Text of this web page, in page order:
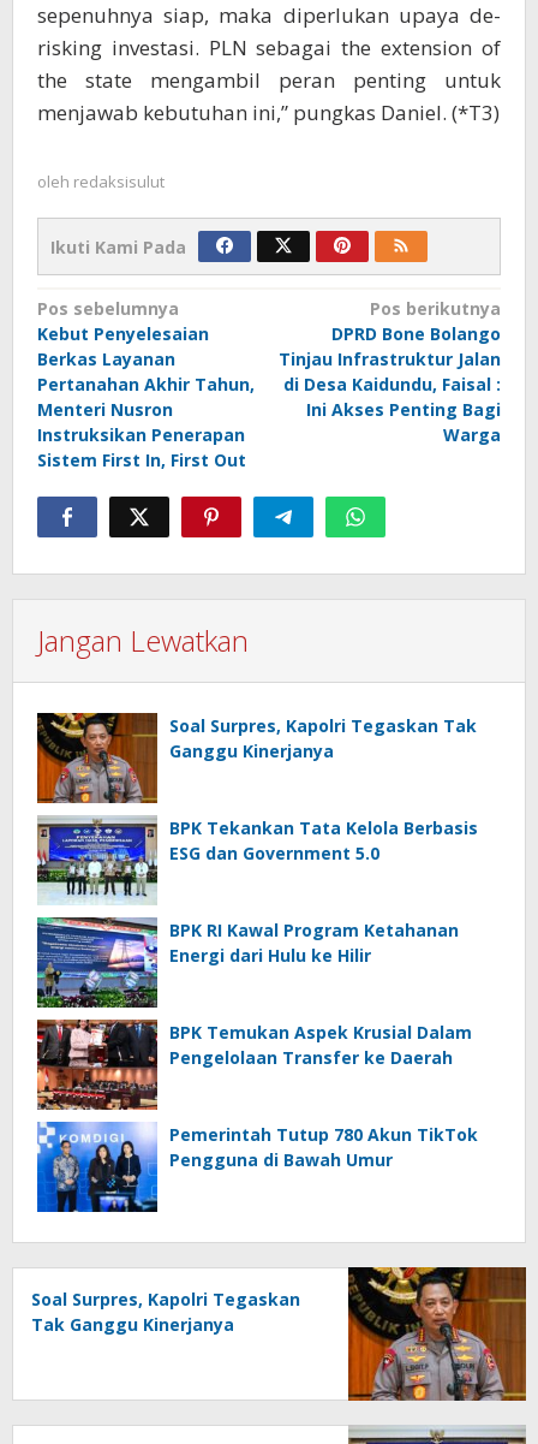
sepenuhnya siap, maka diperlukan upaya de-
risking investasi. PLN sebagai the extension of
the state mengambil peran penting untuk
menjawab kebutuhan ini,” pungkas Daniel. (*T3)
oleh redaksisulut
Ikuti Kami Pada
Navigasi
pos
Pos sebelumnya
Kebut Penyelesaian
Berkas Layanan
Pertanahan Akhir Tahun,
Menteri Nusron
Instruksikan Penerapan
Sistem First In, First Out
Pos berikutnya
DPRD Bone Bolango
Tinjau Infrastruktur Jalan
di Desa Kaidundu, Faisal :
Ini Akses Penting Bagi
Warga
Jangan Lewatkan
Soal Surpres, Kapolri Tegaskan Tak
Ganggu Kinerjanya
BPK Tekankan Tata Kelola Berbasis
ESG dan Government 5.0
BPK RI Kawal Program Ketahanan
Energi dari Hulu ke Hilir
BPK Temukan Aspek Krusial Dalam
Pengelolaan Transfer ke Daerah
Pemerintah Tutup 780 Akun TikTok
Pengguna di Bawah Umur
Soal Surpres, Kapolri Tegaskan
Tak Ganggu Kinerjanya